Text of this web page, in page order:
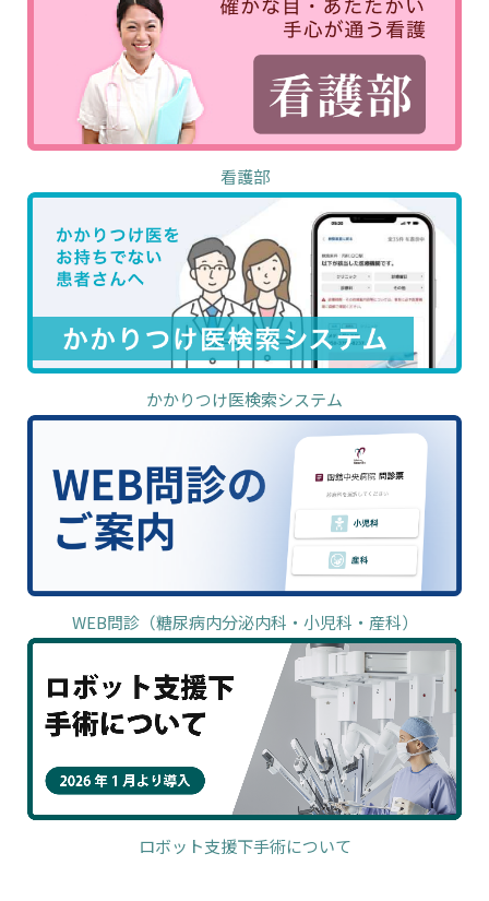
看護部
かかりつけ医検索システム
WEB問診（糖尿病内分泌内科・小児科・産科）
ロボット支援下手術について